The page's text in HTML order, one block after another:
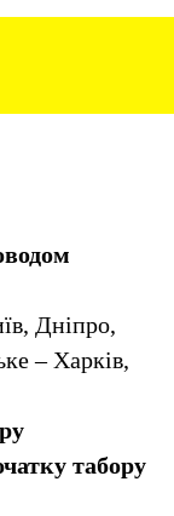
Дніпро,
– Харків,
табору